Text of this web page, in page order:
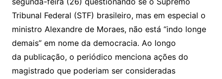
Tribunal Federal (STF) brasileiro, mas em especial o
ministro Alexandre de Moraes, não está “indo longe
demais” em nome da democracia. Ao longo
da publicação, o periódico menciona ações do
magistrado que poderiam ser consideradas